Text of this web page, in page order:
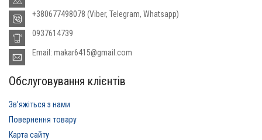
+380677498078 (Viber, Telegram, Whatsapp)
0937614739
Email: makar6415@gmail.com
Обслуговування клієнтів
Звʼяжіться з нами
Повернення товару
Карта сайту